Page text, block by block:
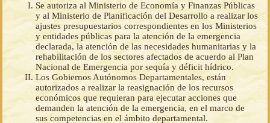
Se autoriza al Ministerio de Economía y Finanzas Públicas
y al Ministerio de Planificación del Desarrollo a realizar los
ajustes presupuestarios correspondientes en los Ministerios
y entidades públicas para la atención de la emergencia
declarada, la atención de las necesidades humanitarias y la
rehabilitación de los sectores afectados de acuerdo al Plan
Nacional de Emergencia por sequía y déficit hídrico.
Los Gobiernos Autónomos Departamentales, están
autorizados a realizar la reasignación de los recursos
económicos que requieran para ejecutar acciones que
demanden la atención de la emergencia, en el marco de
sus competencias en el ámbito departamental.